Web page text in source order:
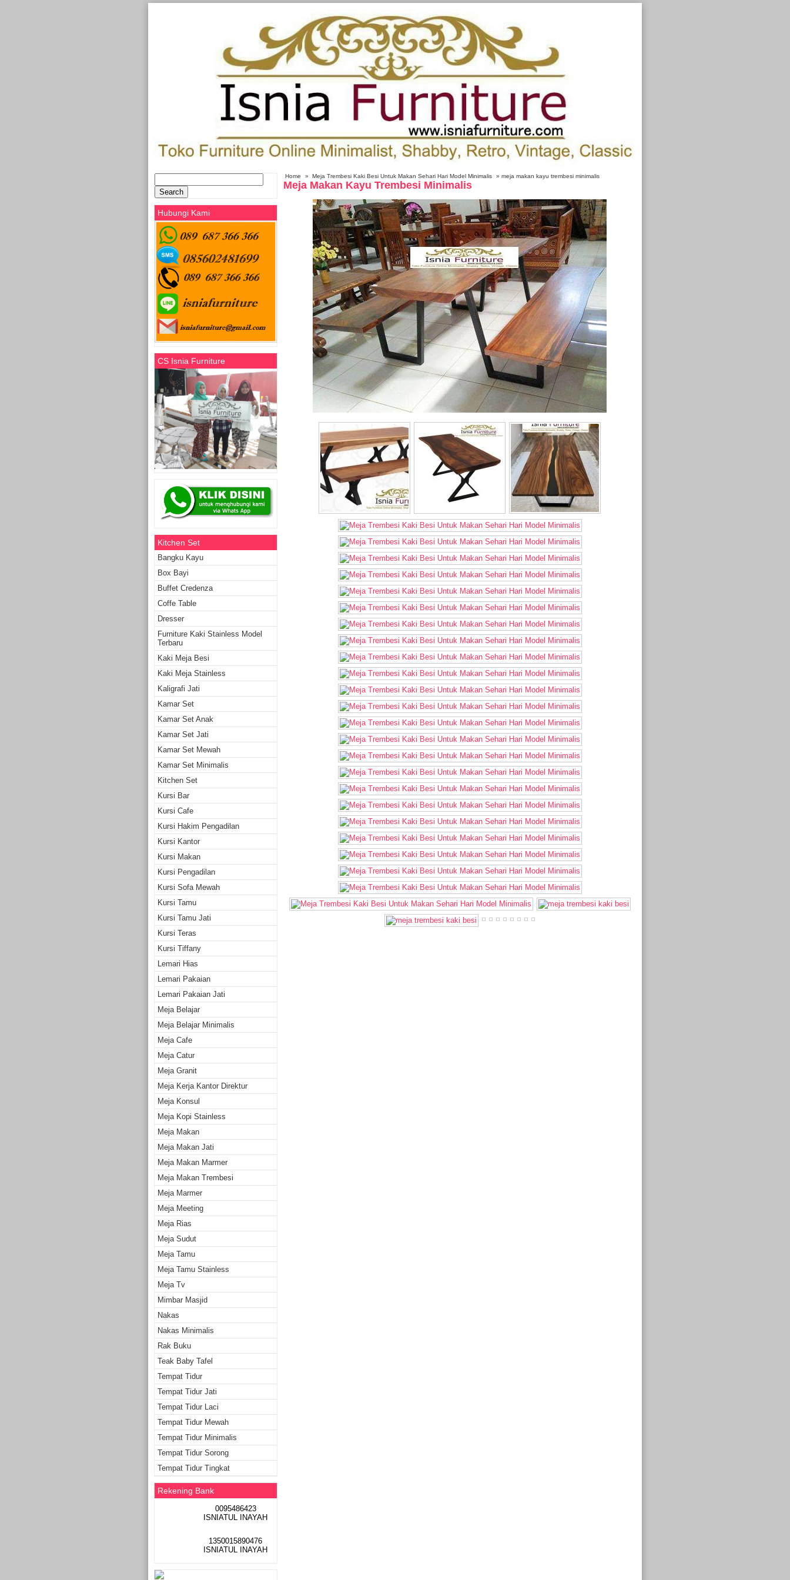
Home » Meja Trembesi Kaki Besi Untuk Makan Sehari Hari Model Minimalis » meja makan kayu trembesi minimalis
Meja Makan Kayu Trembesi Minimalis
Search
for:
Hubungi Kami
CS Isnia Furniture
Kitchen Set
Bangku Kayu
Box Bayi
Buffet Credenza
Coffe Table
Dresser
Furniture Kaki Stainless Model
Terbaru
Kaki Meja Besi
Kaki Meja Stainless
Kaligrafi Jati
Kamar Set
Kamar Set Anak
Kamar Set Jati
Kamar Set Mewah
Kamar Set Minimalis
Kitchen Set
Kursi Bar
Kursi Cafe
Kursi Hakim Pengadilan
Kursi Kantor
Kursi Makan
Kursi Pengadilan
Kursi Sofa Mewah
Kursi Tamu
Kursi Tamu Jati
Kursi Teras
Kursi Tiffany
Lemari Hias
Lemari Pakaian
Lemari Pakaian Jati
Meja Belajar
Meja Belajar Minimalis
Meja Cafe
Meja Catur
Meja Granit
Meja Kerja Kantor Direktur
Meja Konsul
Meja Kopi Stainless
Meja Makan
Meja Makan Jati
Meja Makan Marmer
Meja Makan Trembesi
Meja Marmer
Meja Meeting
Meja Rias
Meja Sudut
Meja Tamu
Meja Tamu Stainless
Meja Tv
Mimbar Masjid
Nakas
Nakas Minimalis
Rak Buku
Teak Baby Tafel
Tempat Tidur
Tempat Tidur Jati
Tempat Tidur Laci
Tempat Tidur Mewah
Tempat Tidur Minimalis
Tempat Tidur Sorong
Tempat Tidur Tingkat
Rekening Bank
0095486423
ISNIATUL INAYAH
1350015890476
ISNIATUL INAYAH